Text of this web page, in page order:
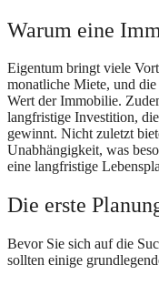
Warum eine
Eigentum bringt viele
monatliche Miete, und
Wert der Immobilie.
langfristige Investition,
gewinnt. Nicht zuletzt
Unabhängigkeit, was
eine langfristige
Die erste
Bevor Sie sich auf die
sollten einige